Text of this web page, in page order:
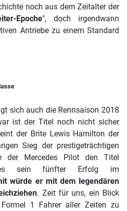
noch aus dem Zeitalter der
Epoche", doch irgendwann
Antriebe zu einem Standard
sich auch die Rennsaison 2018
ist der Titel noch nicht sicher
der Brite Lewis Hamilton der
Sieg der prestigeträchtigen
der Mercedes Pilot den Titel
es sein fünfter Erfolg im
würde er mit dem legendären
. Zeit für uns, ein Blick
1 Fahrer aller Zeiten zu